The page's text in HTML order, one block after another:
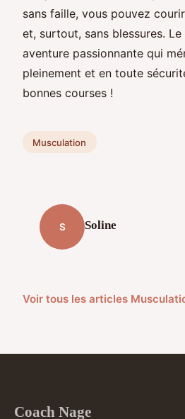
sans faille, vous pouvez
et, surtout, sans blessures. Le
aventure passionnante qui
pleinement et en toute
bonnes courses !
Musculation
S Soline
Voir tous les articles
Coach Nage